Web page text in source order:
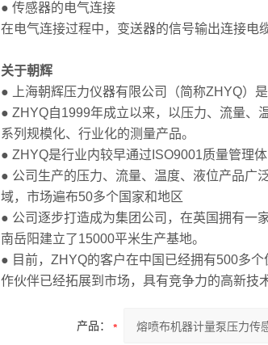
● 传感器的电气连接
在电气连接过程中，变送器的信号输出连接电
关于朝辉
● 上海朝辉压力仪器有限公司（简称ZHYQ）
● ZHYQ自1999年成立以来，以压力、流量、
系列规模化、行业化的测量产品。
● ZHYQ是行业内较早通过ISO9001质量管理
● 公司生产的压力、流量、温度、液位产品广
域，市场遍布50多个国家和地区
● 公司逐步打造成为集团公司，在英国拥有一
南岳阳建立了15000平米生产基地。
● 目前，ZHYQ的客户在中国已经拥有500多
作伙伴已经拓展到市场，具有竞争力的高新技
产品：